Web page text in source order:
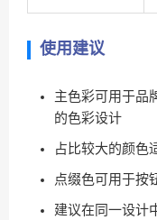
使用建议
主色彩可用于品
的色彩设计
占比较大的颜色
点缀色可用于按
建议在同一设计